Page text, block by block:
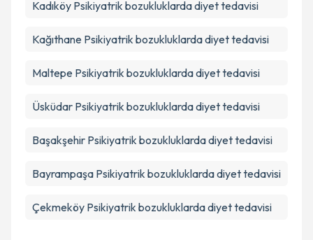
Kadıköy Psikiyatrik bozukluklarda diyet tedavisi
Kağıthane Psikiyatrik bozukluklarda diyet tedavisi
Maltepe Psikiyatrik bozukluklarda diyet tedavisi
Üsküdar Psikiyatrik bozukluklarda diyet tedavisi
Başakşehir Psikiyatrik bozukluklarda diyet tedavisi
Bayrampaşa Psikiyatrik bozukluklarda diyet tedavisi
Çekmeköy Psikiyatrik bozukluklarda diyet tedavisi